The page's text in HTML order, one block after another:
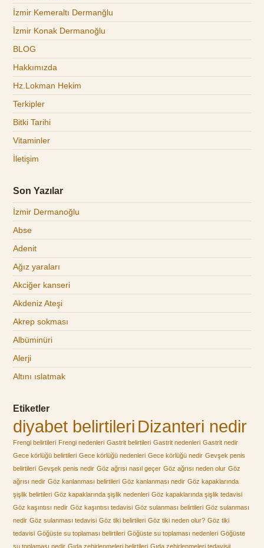
İzmir Kemeraltı Dermanğlu
İzmir Konak Dermanoğlu
BLOG
Hakkımızda
Hz.Lokman Hekim
Terkipler
Bitki Tarihi
Vitaminler
İletişim
Son Yazılar
İzmir Dermanoğlu
Abse
Adenit
Ağız yaraları
Akciğer kanseri
Akdeniz Ateşi
Akrep sokması
Albüminüri
Alerji
Altını ıslatmak
Etiketler
diyabet belirtileri Dizanteri nedir
Frengi belirtileri Frengi nedenleri Gastrit belirtileri Gastrit nedenleri Gastrit nedir
Gece körlüğü belirtileri Gece körlüğü nedenleri Gece körlüğü nedir Gevşek penis
belirtileri Gevşek penis nedir Göz ağrısı nasıl geçer Göz ağrısı neden olur Göz
ağrısı nedir Göz kanlanması belirtileri Göz kanlanması nedir Göz kapaklarında
şişlik belirtileri Göz kapaklarında şişlik nedenleri Göz kapaklarında şişlik tedavisi
Göz kaşıntısı nedir Göz kaşıntısı tedavisi Göz sulanması belirtileri Göz sulanması
nedir Göz sulanması tedavisi Göz tiki belirtileri Göz tiki neden olur? Göz tiki
tedavisi Göğüste su toplaması belirtileri Göğüste su toplaması nedenleri Göğüste
su toplaması nedir Gıda zehirlenmeleri belirtileri Gıda zehirlenmeleri tedavisii